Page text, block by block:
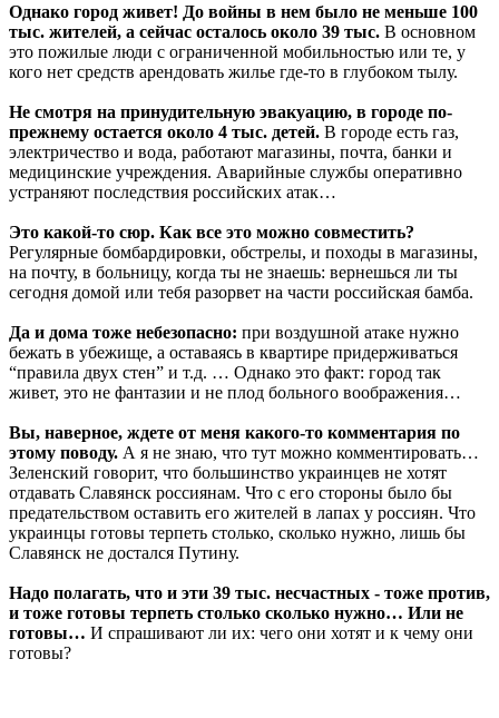
Однако город живет! До войны в нем было не меньше 100
тыс. жителей, а сейчас осталось около 39 тыс. В основном
это пожилые люди с ограниченной мобильностью или те, у
кого нет средств арендовать жилье где-то в глубоком тылу.
Не смотря на принудительную эвакуацию, в городе по-
прежнему остается около 4 тыс. детей. В городе есть газ,
электричество и вода, работают магазины, почта, банки и
медицинские учреждения. Аварийные службы оперативно
устраняют последствия российских атак…
Это какой-то сюр. Как все это можно совместить?
Регулярные бомбардировки, обстрелы, и походы в магазины,
на почту, в больницу, когда ты не знаешь: вернешься ли ты
сегодня домой или тебя разорвет на части российская бамба.
Да и дома тоже небезопасно: при воздушной атаке нужно
бежать в убежище, а оставаясь в квартире придерживаться
“правила двух стен” и т.д. … Однако это факт: город так
живет, это не фантазии и не плод больного воображения…
Вы, наверное, ждете от меня какого-то комментария по
этому поводу. А я не знаю, что тут можно комментировать…
Зеленский говорит, что большинство украинцев не хотят
отдавать Славянск россиянам. Что с его стороны было бы
предательством оставить его жителей в лапах у россиян. Что
украинцы готовы терпеть столько, сколько нужно, лишь бы
Славянск не достался Путину.
Надо полагать, что и эти 39 тыс. несчастных - тоже против,
и тоже готовы терпеть столько сколько нужно… Или не
готовы… И спрашивают ли их: чего они хотят и к чему они
готовы?